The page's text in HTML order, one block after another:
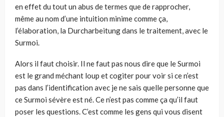
en effet du tout un abus de termes que de rapprocher,
même au nom d’une intuition minime comme ça,
l’élaboration, la Durcharbeitung dans le traitement, avec le
Surmoi.
Alors il faut choisir. Il ne faut pas nous dire que le Surmoi
est le grand méchant loup et cogiter pour voir si ce n’est
pas dans l’identification avec je ne sais quelle personne que
ce Surmoi sévère est né. Ce n’est pas comme ça qu’il faut
poser les questions. C’est comme les gens qui vous disent